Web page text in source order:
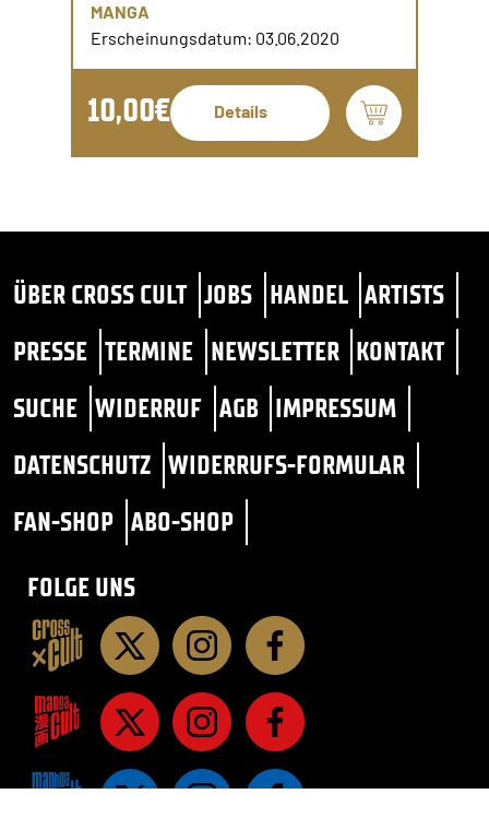
MANGA
Erscheinungsdatum: 03.06.2020
10,00€ Details
ÜBER CROSS CULT JOBS HANDEL ARTISTS
PRESSE TERMINE NEWSLETTER KONTAKT
SUCHE WIDERRUF AGB IMPRESSUM
DATENSCHUTZ WIDERRUFS-FORMULAR
FAN-SHOP ABO-SHOP
FOLGE UNS